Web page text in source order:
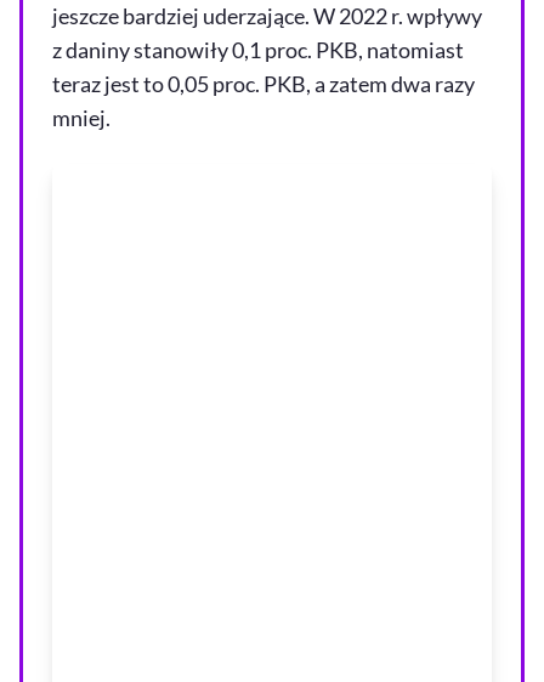
jeszcze bardziej uderzające. W 2022 r. wpływy
z daniny stanowiły 0,1 proc. PKB, natomiast
teraz jest to 0,05 proc. PKB, a zatem dwa razy
mniej.